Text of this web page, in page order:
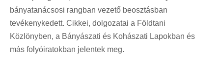
bányatanácsosi rangban vezető beosztásban
tevékenykedett. Cikkei, dolgozatai a Földtani
Közlönyben, a Bányászati és Kohászati Lapokban és
más folyóiratokban jelentek meg.